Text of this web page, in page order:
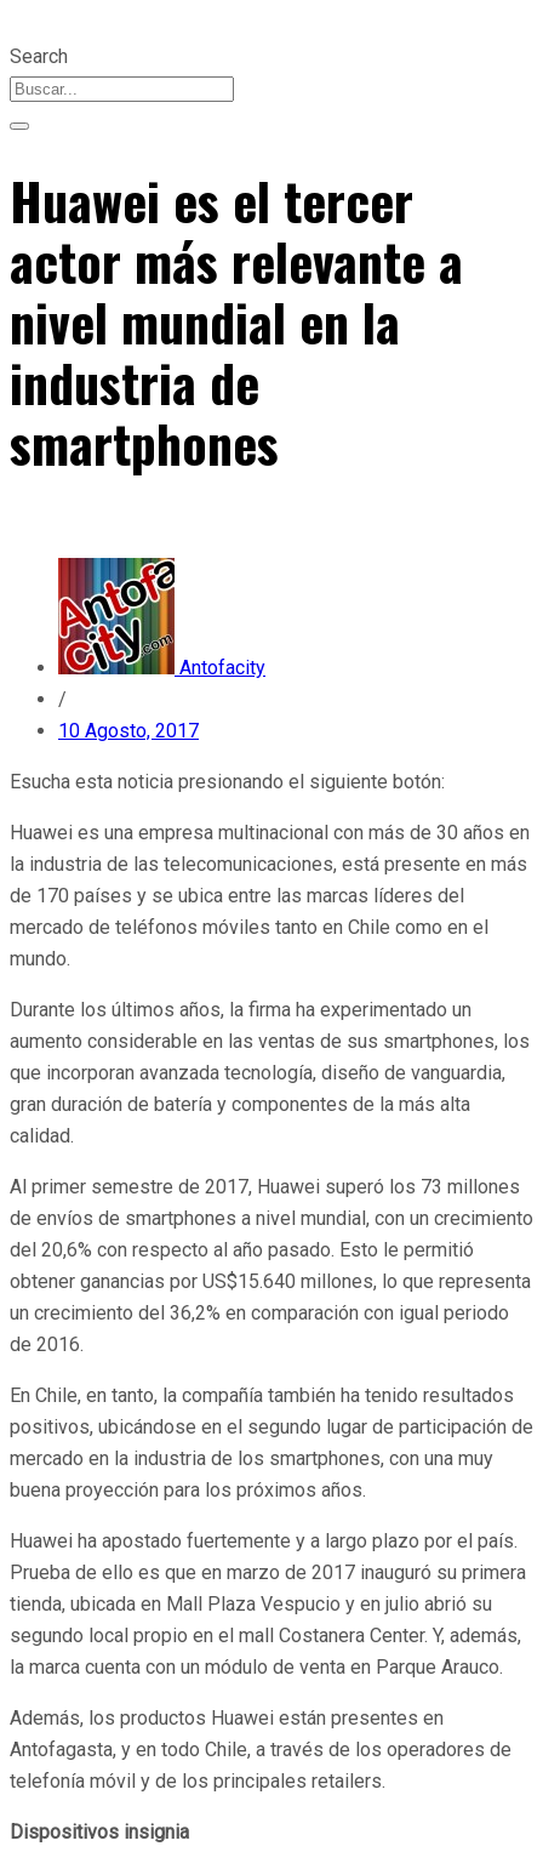
Search
Huawei es el tercer
actor más relevante a
nivel mundial en la
industria de
smartphones
Antofacity
/
10 Agosto, 2017
Esucha esta noticia presionando el siguiente botón:
Huawei es una empresa multinacional con más de 30 años en
la industria de las telecomunicaciones, está presente en más
de 170 países y se ubica entre las marcas líderes del
mercado de teléfonos móviles tanto en Chile como en el
mundo.
Durante los últimos años, la firma ha experimentado un
aumento considerable en las ventas de sus smartphones, los
que incorporan avanzada tecnología, diseño de vanguardia,
gran duración de batería y componentes de la más alta
calidad.
Al primer semestre de 2017, Huawei superó los 73 millones
de envíos de smartphones a nivel mundial, con un crecimiento
del 20,6% con respecto al año pasado. Esto le permitió
obtener ganancias por US$15.640 millones, lo que representa
un crecimiento del 36,2% en comparación con igual periodo
de 2016.
En Chile, en tanto, la compañía también ha tenido resultados
positivos, ubicándose en el segundo lugar de participación de
mercado en la industria de los smartphones, con una muy
buena proyección para los próximos años.
Huawei ha apostado fuertemente y a largo plazo por el país.
Prueba de ello es que en marzo de 2017 inauguró su primera
tienda, ubicada en Mall Plaza Vespucio y en julio abrió su
segundo local propio en el mall Costanera Center. Y, además,
la marca cuenta con un módulo de venta en Parque Arauco.
Además, los productos Huawei están presentes en
Antofagasta, y en todo Chile, a través de los operadores de
telefonía móvil y de los principales retailers.
Dispositivos insignia